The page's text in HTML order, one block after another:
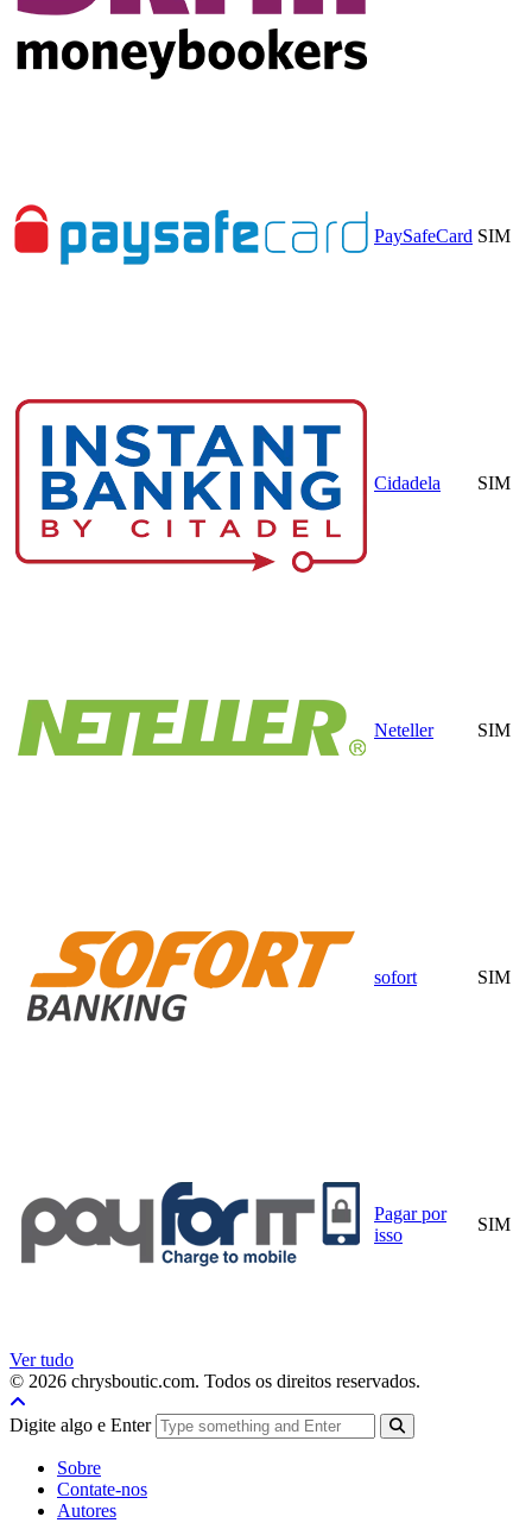
PaySafeCard SIM
Cidadela SIM
Neteller SIM
sofort SIM
Pagar por
isso
SIM
Ver tudo
© 2026 chrysboutic.com. Todos os direitos reservados.
Digite algo e Enter
Sobre
Contate-nos
Autores